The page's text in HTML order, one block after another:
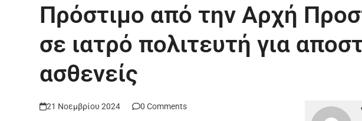
Πρόστιμο από την Αρχή
σε ιατρό πολιτευτή για
ασθενείς
21 Νοεμβρίου 2024 0 Comments